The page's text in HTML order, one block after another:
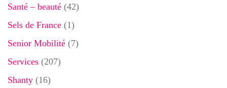
Santé – beauté (42)
Sels de France (1)
Senior Mobilité (7)
Services (207)
Shanty (16)